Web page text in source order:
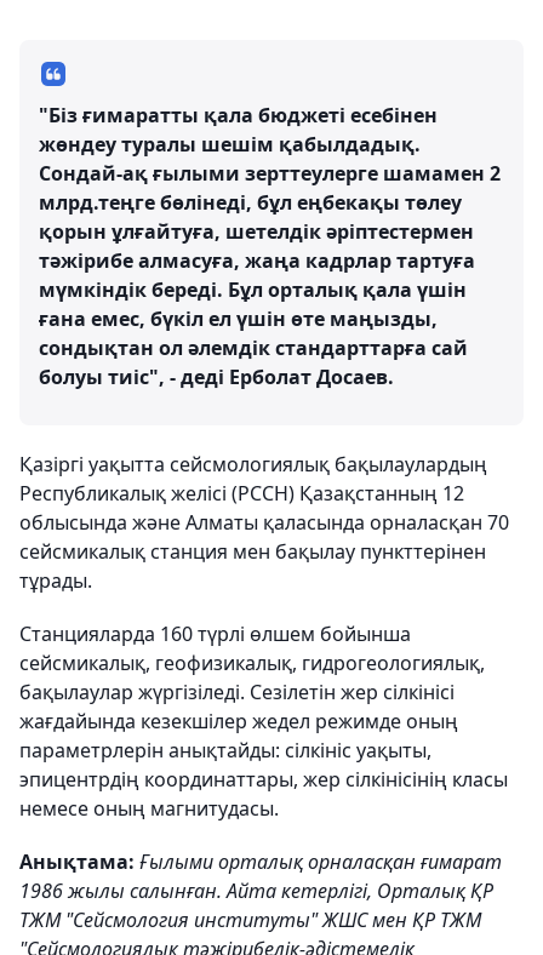
"Біз ғимаратты қала бюджеті есебінен
жөндеу туралы шешім қабылдадық.
Сондай-ақ ғылыми зерттеулерге шамамен 2
млрд.теңге бөлінеді, бұл еңбекақы төлеу
қорын ұлғайтуға, шетелдік әріптестермен
тәжірибе алмасуға, жаңа кадрлар тартуға
мүмкіндік береді. Бұл орталық қала үшін
ғана емес, бүкіл ел үшін өте маңызды,
сондықтан ол әлемдік стандарттарға сай
болуы тиіс", - деді Ерболат Досаев.
Қазіргі уақытта сейсмологиялық бақылаулардың
Республикалық желісі (РССН) Қазақстанның 12
облысында және Алматы қаласында орналасқан 70
сейсмикалық станция мен бақылау пункттерінен
тұрады.
Станцияларда 160 түрлі өлшем бойынша
сейсмикалық, геофизикалық, гидрогеологиялық,
бақылаулар жүргізіледі. Сезілетін жер сілкінісі
жағдайында кезекшілер жедел режимде оның
параметрлерін анықтайды: сілкініс уақыты,
эпицентрдің координаттары, жер сілкінісінің класы
немесе оның магнитудасы.
Анықтама: Ғылыми орталық орналасқан ғимарат
1986 жылы салынған. Айта кетерлігі, Орталық ҚР
ТЖМ "Сейсмология институты" ЖШС мен ҚР ТЖМ
"Сейсмологиялық тәжірибелік-әдістемелік